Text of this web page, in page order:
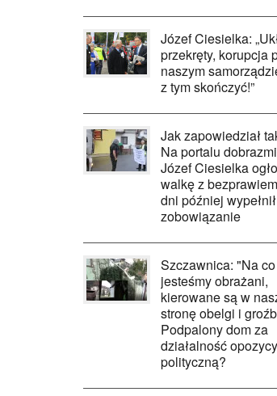
Józef Ciesielka:
przekręty, korupcja
naszym
z tym skończyć!”
Jak zapowiedział
Na portalu
Józef Ciesielka
walkę z
dni później
zobowiązanie
Szczawnica: "Na
jesteśmy obrażani,
kierowane są w
stronę obelgi i
Podpalony dom za
działalność
polityczną?